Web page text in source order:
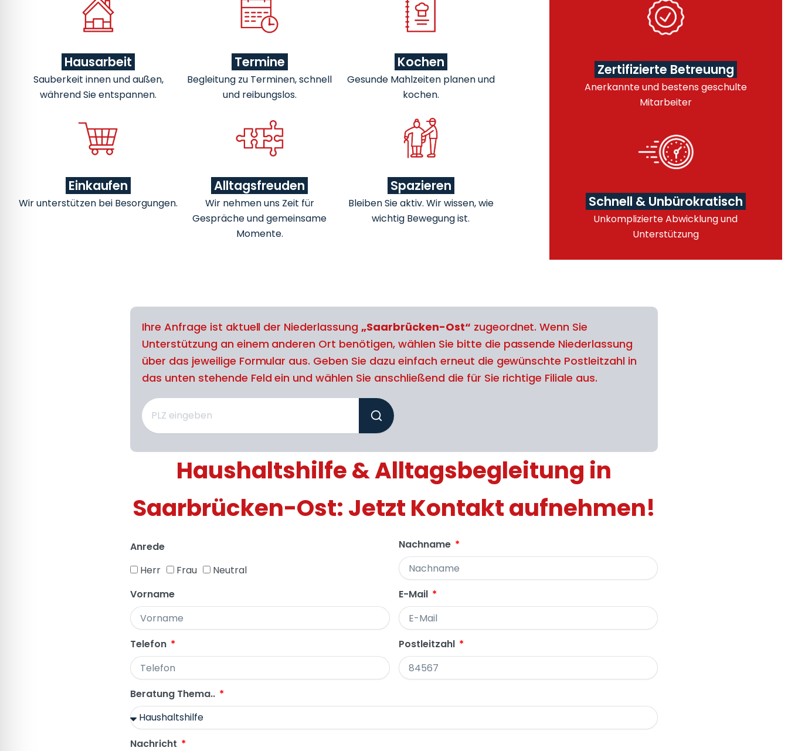
Hausarbeit
Sauberkeit innen und außen,
während Sie entspannen.
Termine
Begleitung zu Terminen, schnell
und reibungslos.
Kochen
Gesunde Mahlzeiten planen und
kochen.
Einkaufen
Wir unterstützen bei Besorgungen.
Alltagsfreuden
Wir nehmen uns Zeit für
Gespräche und gemeinsame
Momente.
Spazieren
Bleiben Sie aktiv. Wir wissen, wie
wichtig Bewegung ist.
Zertifizierte Betreuung
Anerkannte und bestens geschulte
Mitarbeiter
Schnell & Unbürokratisch
Unkomplizierte Abwicklung und
Unterstützung
Ihre Anfrage ist aktuell der Niederlassung„Saarbrücken-Ost“ zugeordnet. Wenn Sie
Unterstützung an einem anderen Ort benötigen, wählen Sie bitte die passende Niederlassung
über das jeweilige Formular aus. Geben Sie dazu einfach erneut die gewünschte Postleitzahl in
das unten stehende Feld ein und wählen Sie anschließend die für Sie richtige Filiale aus.
Haushaltshilfe & Alltagsbegleitung in
Saarbrücken-Ost: Jetzt Kontakt aufnehmen!
Anrede
Herr
Frau Neutral
Nachname
Vorname E-Mail
Telefon Postleitzahl
Beratung Thema..
Nachricht